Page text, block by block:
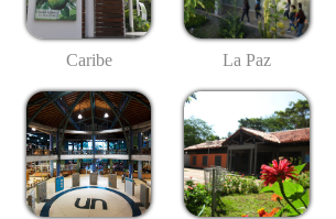
Caribe La Paz